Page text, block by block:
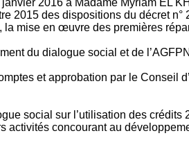
2016 à Madame Myriam EL
2015 des dispositions du décret
mise en œuvre des premières
du dialogue social et de l’AGFPN
et approbation par le Conseil
social sur l’utilisation des
concourant au